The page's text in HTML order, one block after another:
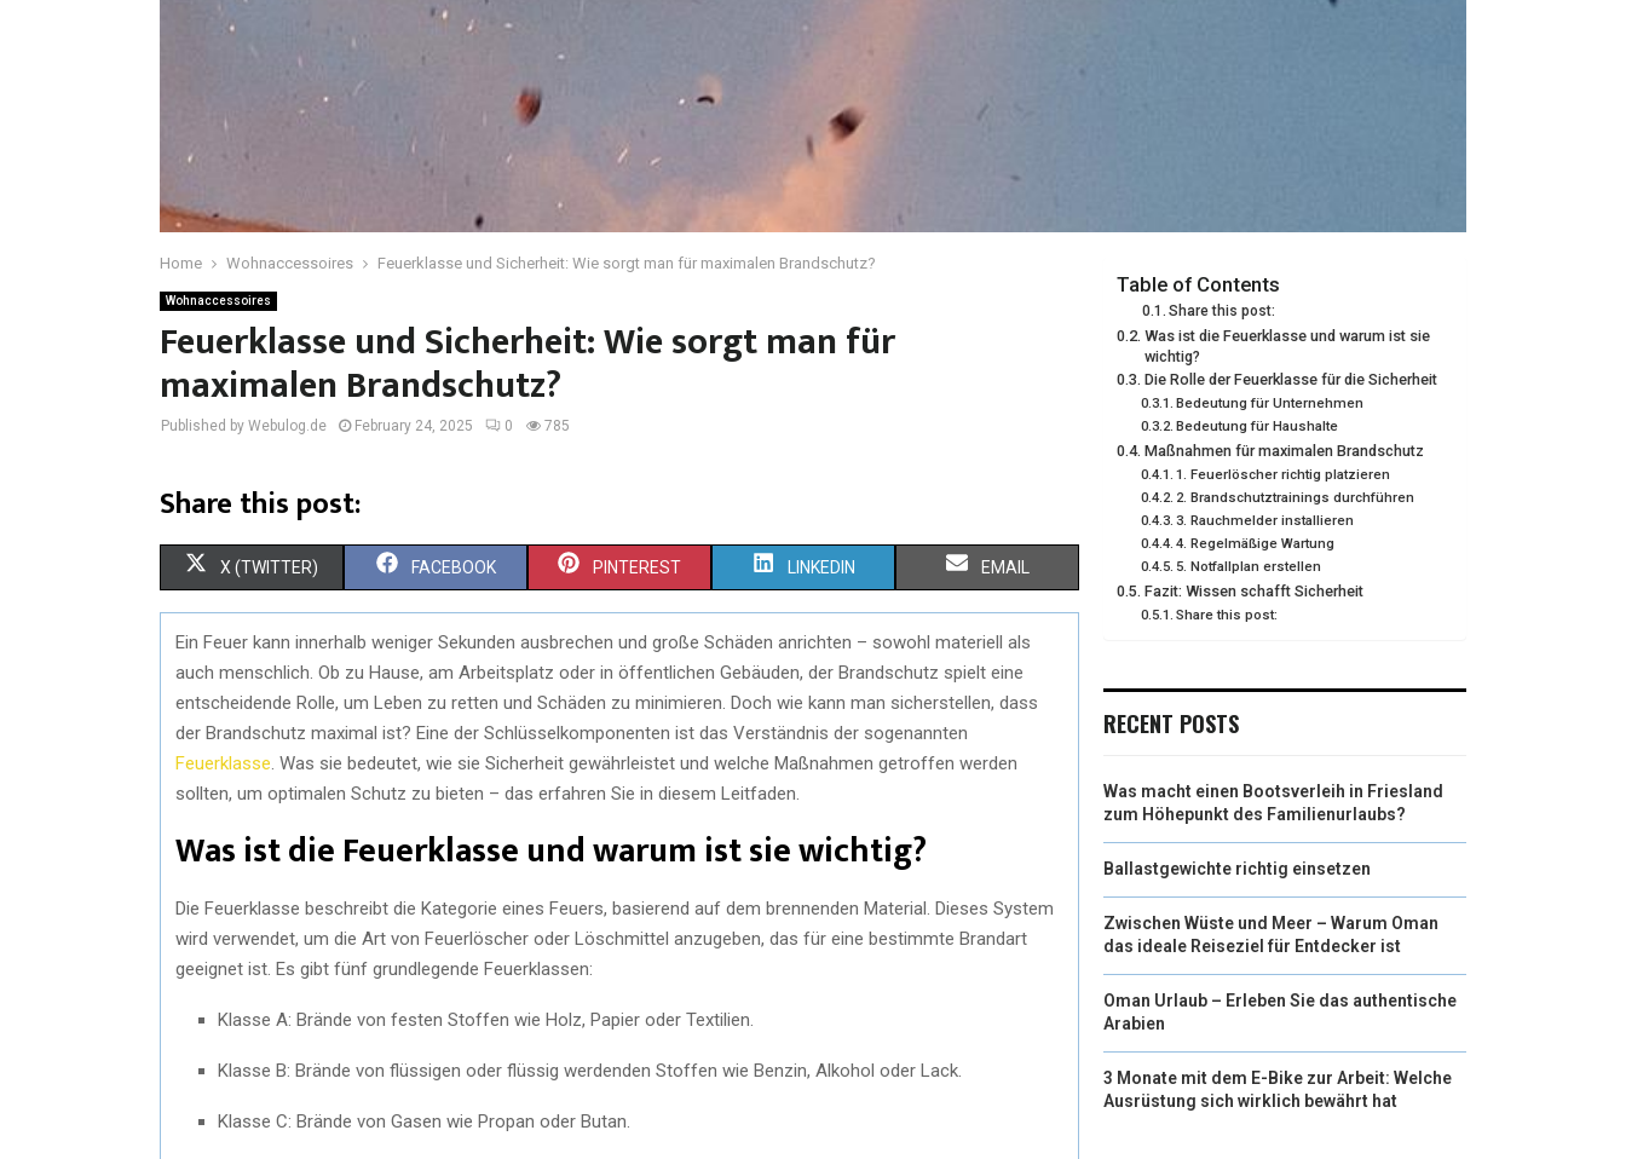
Home Wohnaccessoires Feuerklasse und Sicherheit: Wie sorgt man für maximalen Brandschutz?
Wohnaccessoires
Feuerklasse und Sicherheit: Wie sorgt man für
maximalen Brandschutz?
Published by Webulog.de February 24, 2025 0 785
Share this post:
X (TWITTER) FACEBOOK PINTEREST LINKEDIN EMAIL
Ein Feuer kann innerhalb weniger Sekunden ausbrechen und große Schäden anrichten – sowohl materiell als
auch menschlich. Ob zu Hause, am Arbeitsplatz oder in öffentlichen Gebäuden, der Brandschutz spielt eine
entscheidende Rolle, um Leben zu retten und Schäden zu minimieren. Doch wie kann man sicherstellen, dass
der Brandschutz maximal ist? Eine der Schlüsselkomponenten ist das Verständnis der sogenannten
Feuerklasse . Was sie bedeutet, wie sie Sicherheit gewährleistet und welche Maßnahmen getroffen werden
sollten, um optimalen Schutz zu bieten – das erfahren Sie in diesem Leitfaden.
Was ist die Feuerklasse und warum ist sie wichtig?
Die Feuerklasse beschreibt die Kategorie eines Feuers, basierend auf dem brennenden Material. Dieses System
wird verwendet, um die Art von Feuerlöscher oder Löschmittel anzugeben, das für eine bestimmte Brandart
geeignet ist. Es gibt fünf grundlegende Feuerklassen:
Klasse A: Brände von festen Stoffen wie Holz, Papier oder Textilien.
Klasse B: Brände von flüssigen oder flüssig werdenden Stoffen wie Benzin, Alkohol oder Lack.
Klasse C: Brände von Gasen wie Propan oder Butan.
Table of Contents
Share this post:
Was ist die Feuerklasse und warum ist sie
wichtig?
Die Rolle der Feuerklasse für die Sicherheit
Bedeutung für Unternehmen
Bedeutung für Haushalte
Maßnahmen für maximalen Brandschutz
1. Feuerlöscher richtig platzieren
2. Brandschutztrainings durchführen
3. Rauchmelder installieren
4. Regelmäßige Wartung
5. Notfallplan erstellen
Fazit: Wissen schafft Sicherheit
Share this post:
RECENT POSTS
Was macht einen Bootsverleih in Friesland
zum Höhepunkt des Familienurlaubs?
Ballastgewichte richtig einsetzen
Zwischen Wüste und Meer – Warum Oman
das ideale Reiseziel für Entdecker ist
Oman Urlaub – Erleben Sie das authentische
Arabien
3 Monate mit dem E-Bike zur Arbeit: Welche
Ausrüstung sich wirklich bewährt hat